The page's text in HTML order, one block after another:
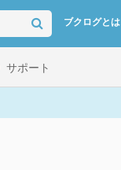
ブクログとは
サポート